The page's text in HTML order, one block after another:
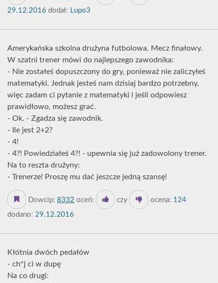
29.12.2016 dodał: Lupo3
Amerykańska szkolna drużyna futbolowa. Mecz finałowy.
W szatni trener mówi do najlepszego zawodnika:
- Nie zostałeś dopuszczony do gry, ponieważ nie zaliczyłeś
matematyki. Jednak jesteś nam dzisiaj bardzo potrzebny,
więc zadam ci pytanie z matematyki i jeśli odpowiesz
prawidłowo, możesz grać.
- Ok. - Zgadza się zawodnik.
- Ile jest 2+2?
- 4!
- 4?! Powiedziałeś 4?! - upewnia się już zadowolony trener.
Na to reszta drużyny:
- Trenerze! Proszę mu dać jeszcze jedną szansę!
Dowcip: 8332 oceń: czy ocena: 124
dodano: 29.12.2016
Kłótnia dwóch pedałów
- ch*j ci w dupę
Na co drugi: